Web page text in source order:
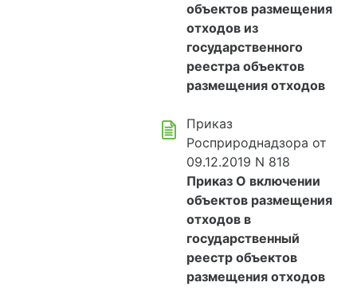
объектов размещения
отходов из
государственного
реестра объектов
размещения отходов
Приказ
Росприроднадзора от
09.12.2019 N 818
Приказ О включении
объектов размещения
отходов в
государственный
реестр объектов
размещения отходов